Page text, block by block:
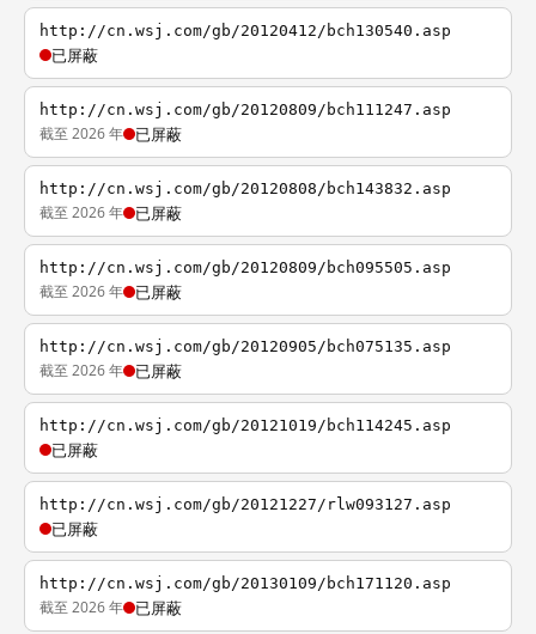
http://cn.wsj.com/gb/20120412/bch130540.asp
已屏蔽
http://cn.wsj.com/gb/20120809/bch111247.asp
截至 2026 年 已屏蔽
http://cn.wsj.com/gb/20120808/bch143832.asp
截至 2026 年 已屏蔽
http://cn.wsj.com/gb/20120809/bch095505.asp
截至 2026 年 已屏蔽
http://cn.wsj.com/gb/20120905/bch075135.asp
截至 2026 年 已屏蔽
http://cn.wsj.com/gb/20121019/bch114245.asp
已屏蔽
http://cn.wsj.com/gb/20121227/rlw093127.asp
已屏蔽
http://cn.wsj.com/gb/20130109/bch171120.asp
截至 2026 年 已屏蔽